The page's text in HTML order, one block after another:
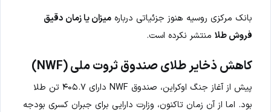
بانک مرکزی روسیه هنوز جزئیاتی درباره میزان یا زمان دقیق
فروش طلا منتشر نکرده است.
کاهش ذخایر طلای صندوق ثروت ملی (NWF)
پیش از آغاز جنگ اوکراین، صندوق NWF دارای ۴۰۵.۷ تن طلا
بود. اما از آن زمان تاکنون، وزارت دارایی برای جبران کسری بودجه